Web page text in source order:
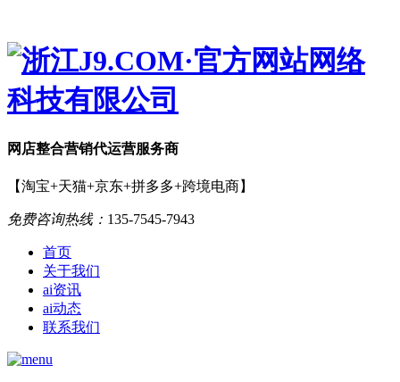
网店整合营销代运营服务商
【淘宝+天猫+京东+拼多多+跨境电商】
免费咨询热线： 135-7545-7943
首页
关于我们
ai资讯
ai动态
联系我们